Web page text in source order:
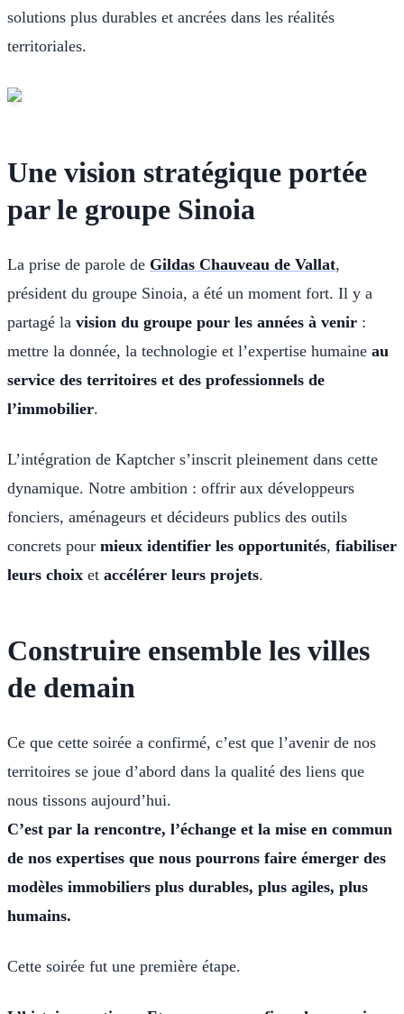
solutions plus durables et ancrées dans les réalités
territoriales.
Une vision stratégique portée
par le groupe Sinoia
La prise de parole de Gildas Chauveau de Vallat,
président du groupe Sinoia, a été un moment fort. Il y a
partagé la vision du groupe pour les années à venir :
mettre la donnée, la technologie et l’expertise humaine au
service des territoires et des professionnels de
l’immobilier.
L’intégration de Kaptcher s’inscrit pleinement dans cette
dynamique. Notre ambition : offrir aux développeurs
fonciers, aménageurs et décideurs publics des outils
concrets pour mieux identifier les opportunités, fiabiliser
leurs choix et accélérer leurs projets.
Construire ensemble les villes
de demain
‍Ce que cette soirée a confirmé, c’est que l’avenir de nos
territoires se joue d’abord dans la qualité des liens que
nous tissons aujourd’hui.
C’est par la rencontre, l’échange et la mise en commun
de nos expertises que nous pourrons faire émerger des
modèles immobiliers plus durables, plus agiles, plus
humains.
Cette soirée fut une première étape.